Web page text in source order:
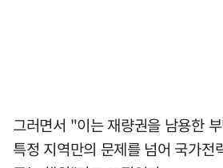
그러면서 "이는 재량권을 남용한
특정 지역만의 문제를 넘어 국가전